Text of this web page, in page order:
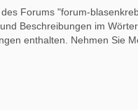
Forums "forum-
Beschreibungen im
enthalten. Nehmen Sie